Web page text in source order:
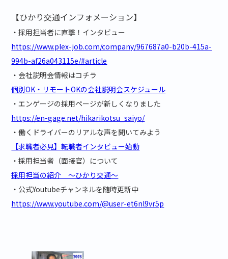
【ひかり交通インフォメーション】
・採用担当者に直撃！インタビュー
https://www.plex-job.com/company/967687a0-b20b-415a-
994b-af26a043115e/#article
・会社説明会情報はコチラ
個別OK・リモートOKの会社説明会スケジュール
・エンゲージの採用ページが新しくなりました
https://en-gage.net/hikarikotsu_saiyo/
・働くドライバーのリアルな声を聞いてみよう
【求職者必見】転職者インタビュー始動
・採用担当者（面接官）について
採用担当の紹介 ～ひかり交通～
・公式Youtubeチャンネルを随時更新中
https://www.youtube.com/@user-et6nl9vr5p